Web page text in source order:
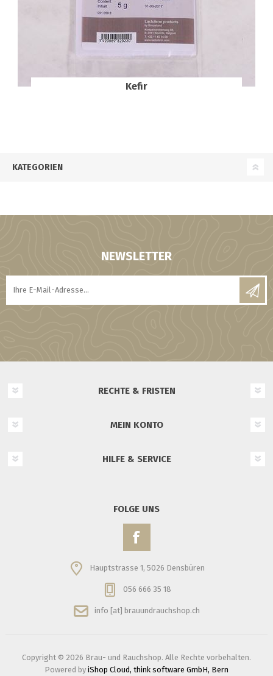
Kefir
KATEGORIEN
NEWSLETTER
RECHTE & FRISTEN
MEIN KONTO
HILFE & SERVICE
FOLGE UNS
Hauptstrasse 1, 5026 Densbüren
056 666 35 18
info [at] brauundrauchshop.ch
Copyright © 2026 Brau- und Rauchshop. Alle Rechte vorbehalten.
Powered by iShop Cloud, think software GmbH, Bern